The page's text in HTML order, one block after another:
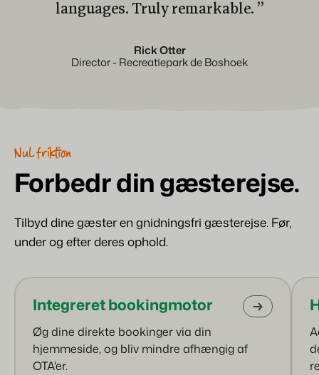
languages. Truly remarkable. ”
Rick Otter
Director - Recreatiepark de Boshoek
Nul friktion
Forbedr din gæsterejse.
Tilbyd dine gæster en gnidningsfri gæsterejse. Før,
under og efter deres ophold.
Integreret bookingmotor
Øg dine direkte bookinger via din
hjemmeside, og bliv mindre afhængig af
OTA'er.